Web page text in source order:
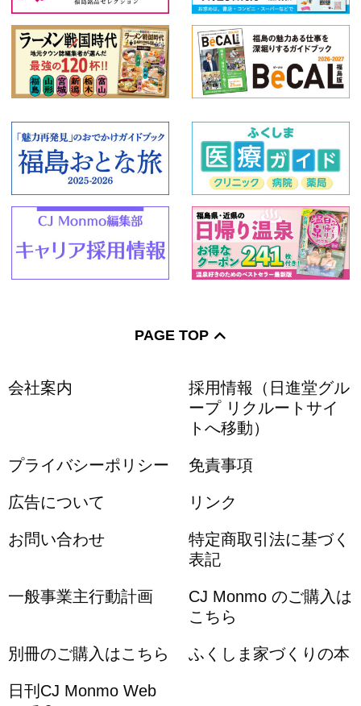
PAGE TOP
会社案内
採用情報（日進堂グル
ープ リクルートサイ
トへ移動）
プライバシーポリシー 免責事項
広告について リンク
お問い合わせ
特定商取引法に基づく
表記
一般事業主行動計画
CJ Monmo のご購入は
こちら
別冊のご購入はこちら ふくしま家づくりの本
日刊CJ Monmo Web